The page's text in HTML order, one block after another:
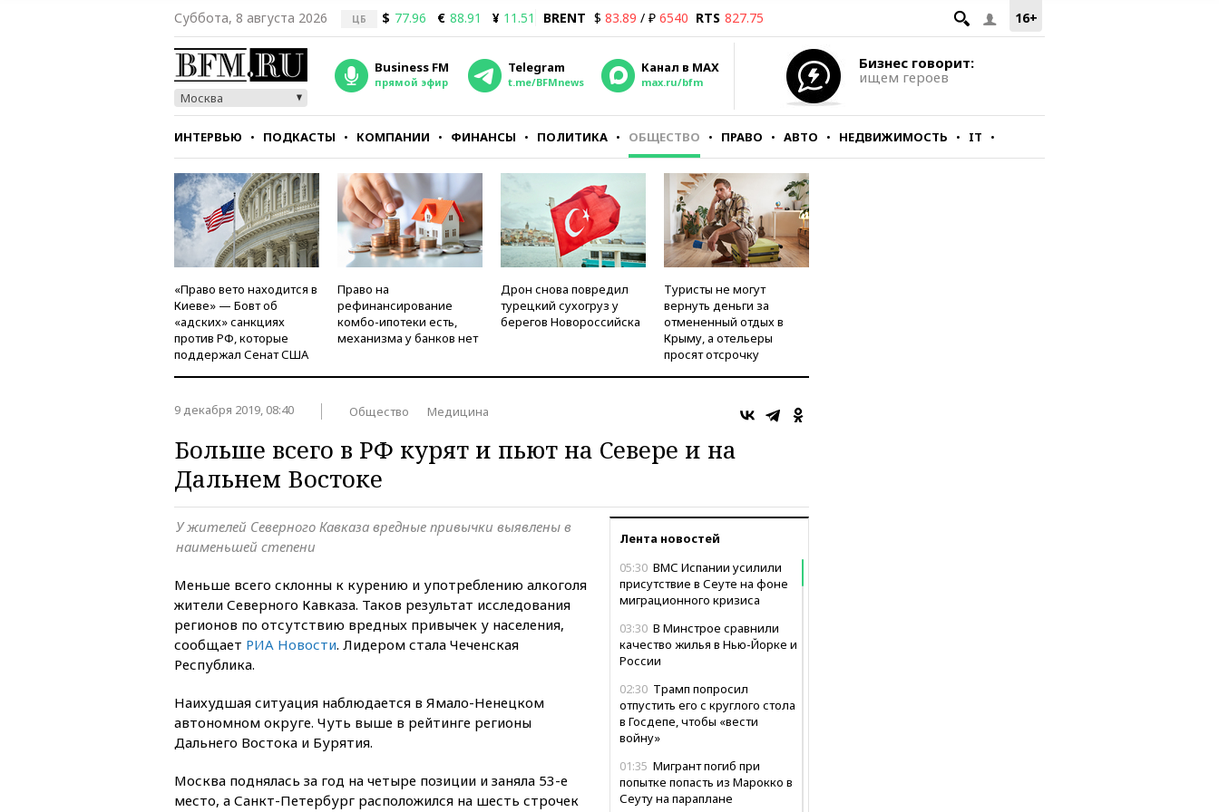
16+
Суббота, 8 августа 2026 ЦБ $ 77.96 € 88.91 ¥ 11.51 BRENT $ 83.89 / ₽ 6540 RTS 827.75
Москва
Business FM
прямой эфир
Telegram
t.me/BFMnews
Канал в MAX
max.ru/bfm
Бизнес говорит:
ищем героев
ИНТЕРВЬЮ ПОДКАСТЫ КОМПАНИИ ФИНАНСЫ ПОЛИТИКА ОБЩЕСТВО ПРАВО АВТО НЕДВИЖИМОСТЬ IT
СТИЛЬ ТЕСТЫ
«Право вето находится в
Киеве» — Бовт об
«адских» санкциях
против РФ, которые
поддержал Сенат США
Право на
рефинансирование
комбо-ипотеки есть,
механизма у банков нет
Дрон снова повредил
турецкий сухогруз у
берегов Новороссийска
Туристы не могут
вернуть деньги за
отмененный отдых в
Крыму, а отельеры
просят отсрочку
9 декабря 2019, 08:40 Общество Медицина
Больше всего в РФ курят и пьют на Севере и на
Дальнем Востоке
Лента новостей
05:30 ВМС Испании усилили
присутствие в Сеуте на фоне
миграционного кризиса
03:30 В Минстрое сравнили
качество жилья в Нью-Йорке и
России
02:30 Трамп попросил
отпустить его с круглого стола
в Госдепе, чтобы «вести
войну»
01:35 Мигрант погиб при
попытке попасть из Марокко в
Сеуту на параплане
У жителей Северного Кавказа вредные привычки выявлены в
наименьшей степени
Меньше всего склонны к курению и употреблению алкоголя
жители Северного Кавказа. Таков результат исследования
регионов по отсутствию вредных привычек у населения,
сообщает РИА Новости. Лидером стала Чеченская
Республика.
Наихудшая ситуация наблюдается в Ямало-Ненецком
автономном округе. Чуть выше в рейтинге регионы
Дальнего Востока и Бурятия.
Москва поднялась за год на четыре позиции и заняла 53-е
место, а Санкт-Петербург расположился на шесть строчек